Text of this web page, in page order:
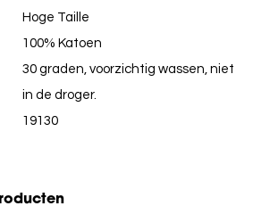
Hoge Taille
100% Katoen
30 graden, voorzichtig wassen, niet
in de droger.
19130